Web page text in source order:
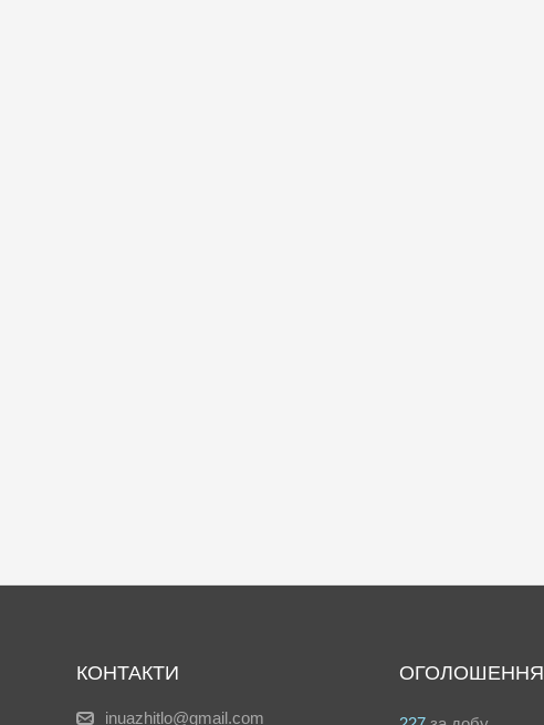
КОНТАКТИ
inuazhitlo@gmail.com
ОГОЛОШЕННЯ